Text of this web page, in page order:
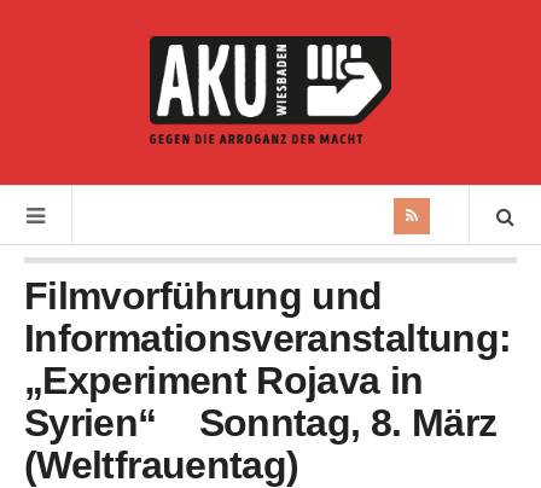
Filmvorführung und
Informationsveranstaltung:
„Experiment Rojava in
Syrien“ Sonntag, 8. März
(Weltfrauentag)